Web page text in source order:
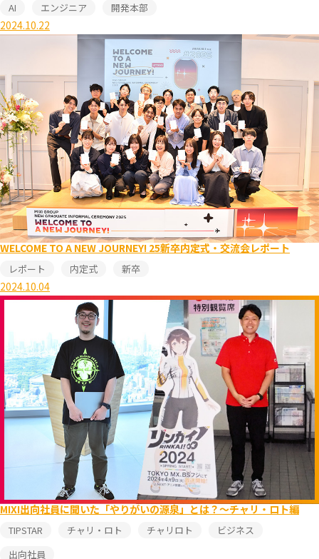
AI エンジニア 開発本部
2024.10.22
WELCOME TO A NEW JOURNEY! 25新卒内定式・交流会レポート
レポート 内定式 新卒
2024.10.04
MIXI出向社員に聞いた「やりがいの源泉」とは？～チャリ・ロト編
TIPSTAR チャリ・ロト チャリロト
ビジネス
出向社員